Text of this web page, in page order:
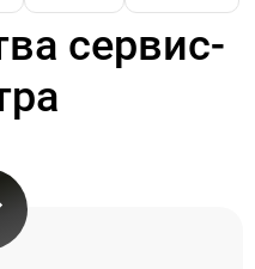
сервис-